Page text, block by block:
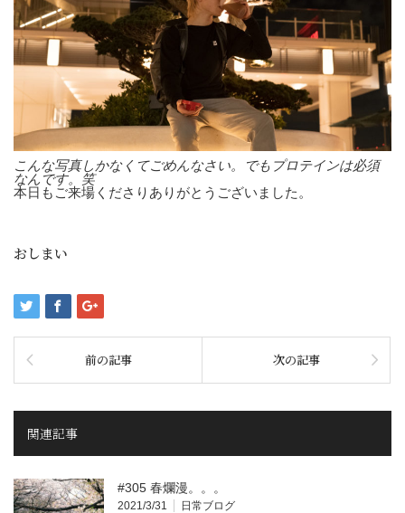
こんな写真しかなくてごめんなさい。でもプロテインは必須
なんです。笑
本日もご来場くださりありがとうございました。
おしまい
前の記事 次の記事
関連記事
#305 春爛漫。。。
2021/3/31 日常ブログ